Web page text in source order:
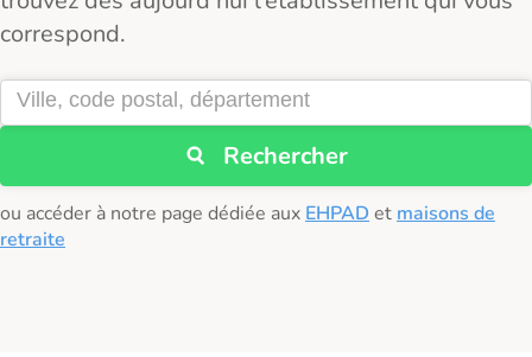
correspond.
Rechercher
ou accéder à notre page dédiée aux EHPAD et maisons de
retraite